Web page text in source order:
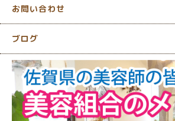
お問い合わせ
ブログ